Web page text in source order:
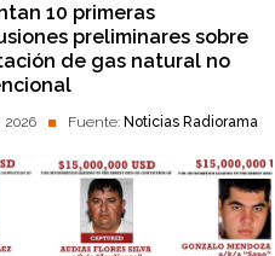
10 primeras
preliminares sobre
de gas natural no
2026 Fuente: Noticias Radiorama